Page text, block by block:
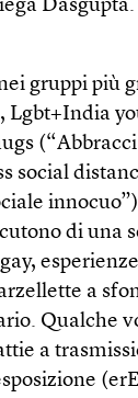
gruppi più
Lgbt+India
social
di una
a
Qualche
a